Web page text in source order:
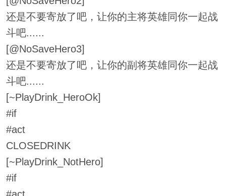
还是不要寄放了吧，让你的主将英雄同你一起战
斗吧......
[@NoSaveHero3]
还是不要寄放了吧，让你的副将英雄同你一起战
斗吧......
[~PlayDrink_HeroOk]
#if
#act
CLOSEDRINK
[~PlayDrink_NotHero]
#if